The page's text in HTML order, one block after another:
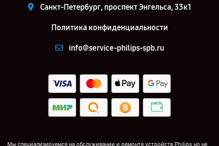
Санкт-Петербург, проспект Энгельса, 33к1
Политика конфиденциальности
info@service-philips-spb.ru
Мы специализируемся на обслуживании и ремонте устройств Philips но не